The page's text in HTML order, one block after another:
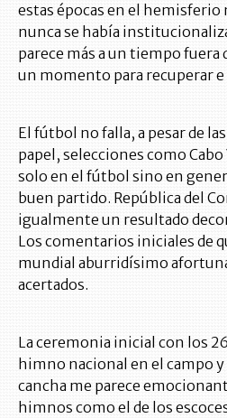
estas épocas en el
nunca se había
parece más a un tiempo
un momento para recuperar
El fútbol no falla, a pesar de
papel, selecciones como
solo en el fútbol sino en
buen partido. República del
igualmente un resultado
Los comentarios iniciales de
mundial aburridísimo
acertados.
La ceremonia inicial con los
himno nacional en el campo y
cancha me parece
himnos como el de los